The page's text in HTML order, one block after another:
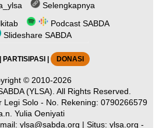
Selengkapnya
Podcast SABDA
Slideshare SABDA
| PARTISIPASI| DONASI
© 2010-2026
(YLSA). All Rights Reserved.
Legi Solo - No. Rekening: 0790266579
Yulia Oeniyati
ylsa@sabda.org | Situs: ylsa.org -